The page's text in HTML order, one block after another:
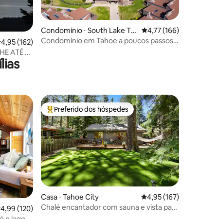
de uma avaliação média de 5, 162 avaliações
4,95 (162)
ATÉ A
Condomínio ⋅ South Lake Ta
hoe
4,77 de uma avaliação
4,77 (166)
Condomínio em Tahoe a poucos passos
hóspedes
de uma avaliação média de 5, 120 avaliações
4,99 (120)
Entre os melhores preferidos dos hóspedes
Preferido dos hóspedes
Casa ⋅ Tahoe City 4,95 de uma avaliação
4,95 (167)
Chalé encantador com sauna e vista para